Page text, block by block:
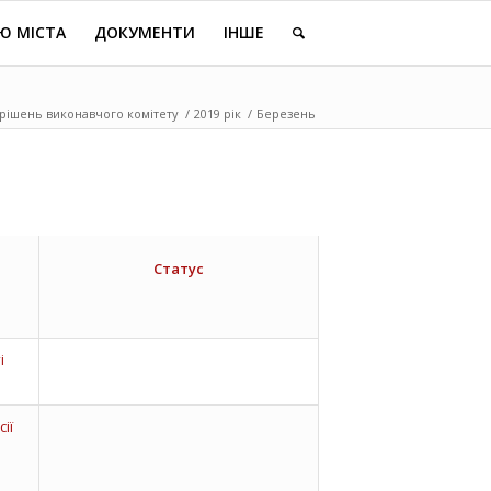
МІСТА ДОКУМЕНТИ ІНШЕ
виконавчого комітету / 2019 рік / Березень
Статус